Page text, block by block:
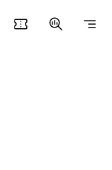
confirmation_number search_insights segment